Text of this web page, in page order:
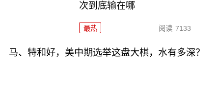
次到底输在哪
最热 阅读 7133
马、特和好，美中期选举这盘大棋，水有多深？